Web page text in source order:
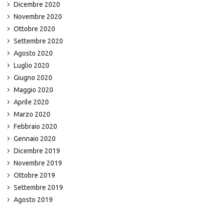
Dicembre 2020
Novembre 2020
Ottobre 2020
Settembre 2020
Agosto 2020
Luglio 2020
Giugno 2020
Maggio 2020
Aprile 2020
Marzo 2020
Febbraio 2020
Gennaio 2020
Dicembre 2019
Novembre 2019
Ottobre 2019
Settembre 2019
Agosto 2019